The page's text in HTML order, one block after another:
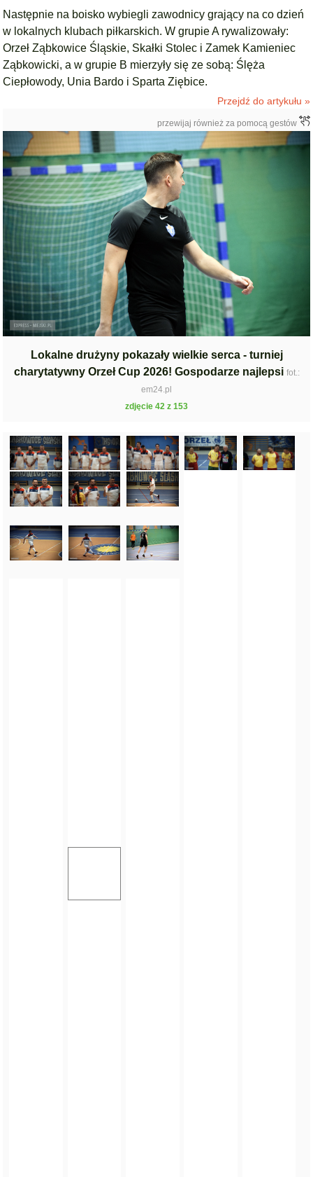
Następnie na boisko wybiegli zawodnicy grający na co dzień
w lokalnych klubach piłkarskich. W grupie A rywalizowały:
Orzeł Ząbkowice Śląskie, Skałki Stolec i Zamek Kamieniec
Ząbkowicki, a w grupie B mierzyły się ze sobą: Ślęża
Ciepłowody, Unia Bardo i Sparta Ziębice.
Przejdź do artykułu »
przewijaj również za pomocą gestów
Lokalne drużyny pokazały wielkie serca - turniej
charytatywny Orzeł Cup 2026! Gospodarze najlepsi fot.:
em24.pl
zdjęcie 42 z 153